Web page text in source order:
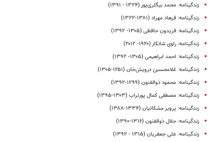
زندگینامه: محمد بیگلری‌پور (۱۳۲۴ - ۱۳۹۱)
زندگینامه: فرهاد مهراد (۱۳۸۱-۱۳۲۲)
زندگینامه‌: فریدون حافظی (۱۳۰۵- ۱۳۹۲)
زندگینامه: راوی شانکار (۱۹۲۰- ۲۰۱۲)
زندگینامه: احمد ابراهیمی (۱۳۰۵- ۱۳۹۲)
زندگینامه: غلامحسین درویش‌خان (۱۲۵۱-۱۳۰۵)
زندگینامه: محمود ذوالفنون (۱۲۹۹-۱۳۹۲)
زندگینامه: مصطفی کمال پورتراب (۱۳۰۳-۱۳۹۵)
زندگینامه: پرویز مشکاتیان (۱۳۳۴-۱۳۸۸)
زندگینامه: جلال ذوالفنون (۱۳۱۶-۱۳۹۰)
زندگینامه: علی جعفریان (۱۳۱۵ - ۱۳۹۲)